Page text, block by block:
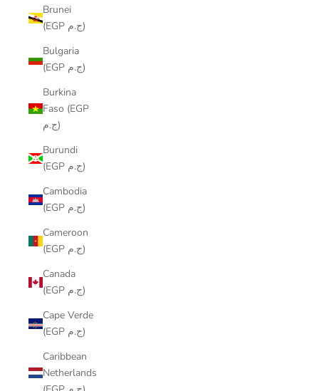
Brunei
(EGP ج.م)
Bulgaria
(EGP ج.م)
Burkina
Faso (EGP
ج.م)
Burundi
(EGP ج.م)
Cambodia
(EGP ج.م)
Cameroon
(EGP ج.م)
Canada
(EGP ج.م)
Cape Verde
(EGP ج.م)
Caribbean
Netherlands